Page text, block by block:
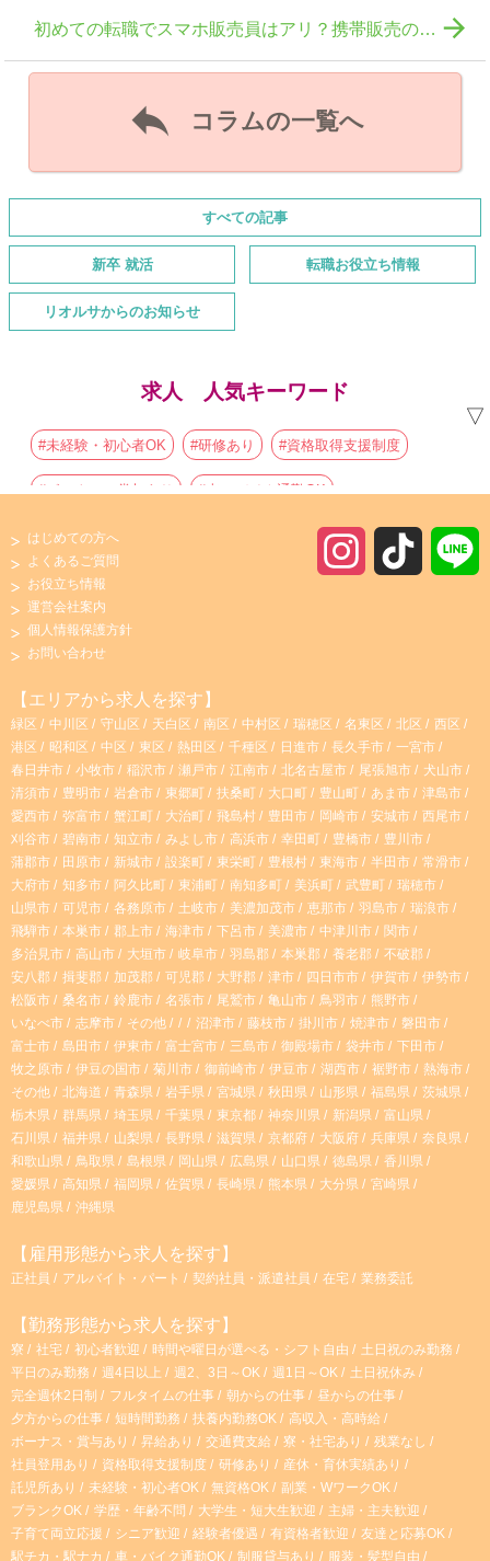

初めての転職でスマホ販売員はアリ？携帯販売のノルマや仕事のリアルを解説
 コラムの一覧へ
すべての記事
新卒 就活 転職お役立ち情報
リオルサからのお知らせ
求人 人気キーワード
▽
#未経験・初心者OK #研修あり #資格取得支援制度
#ボーナス・賞与あり #車・バイク通勤OK
#制服貸与あり #初心者歓迎
#駅チカ・駅ナカ #フルタイムの仕事
#夕方からの仕事
#時間や曜日が選べる・シフト自由 #完全週休2日制 #寮
#ブランクOK #昼からの仕事 #産休・育休実績あり
#託児所あり #子育て両立応援 #昇給あり
#学歴・年齢不問 #社宅 #経験者優遇 #交通費支給
#シニア歓迎 #残業なし #週4日以上 #服装・髪型自由
#週2、3日～OK #無資格OK #土日祝休み
#副業・WワークOK #短時間勤務
a
g
r
a
m
o
k
はじめての方へ
よくあるご質問
お役立ち情報
運営会社案内
個人情報保護方針
お問い合わせ
【エリアから求人を探す】
緑区 中川区 守山区 天白区 南区 中村区 瑞穂区 名東区 北区
西区
港区
昭和区 中区 東区 熱田区 千種区 日進市 長久手市
一宮市
春日井市
小牧市 稲沢市 瀬戸市 江南市 北名古屋市 尾張旭市
犬山市
清須市
豊明市 岩倉市 東郷町 扶桑町 大口町 豊山町 あま市
津島市
愛西市
弥富市 蟹江町 大治町 飛島村 豊田市 岡崎市 安城市
西尾市
刈谷市
碧南市 知立市 みよし市 高浜市 幸田町 豊橋市
豊川市
蒲郡市
田原市 新城市 設楽町 東栄町 豊根村 東海市 半田市
常滑市
大府市
知多市 阿久比町 東浦町 南知多町 美浜町 武豊町
瑞穂市
山県市
可児市 各務原市 土岐市 美濃加茂市 恵那市 羽島市
瑞浪市
飛騨市
本巣市 郡上市 海津市 下呂市 美濃市 中津川市
関市
多治見市
高山市 大垣市 岐阜市 羽島郡 本巣郡 養老郡
不破郡
安八郡
揖斐郡 加茂郡 可児郡 大野郡 津市 四日市市 伊賀市
伊勢市
松阪市
桑名市 鈴鹿市 名張市 尾鷲市 亀山市 鳥羽市
熊野市
いなべ市
志摩市 その他 沼津市 藤枝市 掛川市 焼津市
磐田市
富士市
島田市 伊東市 富士宮市 三島市 御殿場市 袋井市
下田市
牧之原市
伊豆の国市 菊川市 御前崎市 伊豆市 湖西市 裾野市
熱海市
その他
北海道 青森県 岩手県 宮城県 秋田県 山形県 福島県
茨城県
栃木県
群馬県 埼玉県 千葉県 東京都 神奈川県 新潟県
富山県
石川県
福井県 山梨県 長野県 滋賀県 京都府 大阪府 兵庫県
奈良県
和歌山県
鳥取県 島根県 岡山県 広島県 山口県 徳島県
香川県
愛媛県
高知県 福岡県 佐賀県 長崎県 熊本県 大分県
宮崎県
鹿児島県
沖縄県
【雇用形態から求人を探す】
正社員 アルバイト・パート 契約社員・派遣社員 在宅 業務委託
【勤務形態から求人を探す】
寮 社宅 初心者歓迎 時間や曜日が選べる・シフト自由
土日祝のみ勤務
平日のみ勤務
週4日以上 週2、3日～OK 週1日～OK
土日祝休み
完全週休2日制
フルタイムの仕事 朝からの仕事
昼からの仕事
夕方からの仕事
短時間勤務 扶養内勤務OK
高収入・高時給
ボーナス・賞与あり
昇給あり 交通費支給 寮・社宅あり
残業なし
社員登用あり
資格取得支援制度 研修あり
産休・育休実績あり
託児所あり
未経験・初心者OK 無資格OK
副業・WワークOK
ブランクOK
学歴・年齢不問 大学生・短大生歓迎
主婦・主夫歓迎
子育て両立応援
シニア歓迎 経験者優遇 有資格者歓迎
友達と応募OK
駅チカ・駅ナカ
車・バイク通勤OK 制服貸与あり 服装・髪型自由